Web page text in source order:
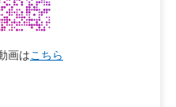
画はこちら